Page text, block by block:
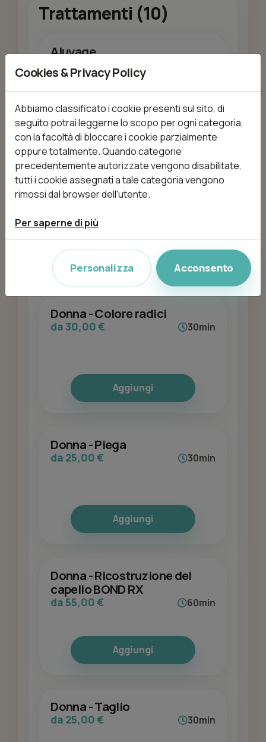
Trattamenti (10)
Aluyage
Aggiungi
Donna - Aluyage Blonde
da 150,00 €
Aggiungi
Donna - Colore radici
da 30,00 € 30min
Aggiungi
Donna - Piega
da 25,00 € 30min
Aggiungi
Donna - Ricostruzione del
capello BOND RX
da 55,00 € 60min
Aggiungi
Donna - Taglio
da 25,00 € 30min
Cookies & Privacy Policy
Abbiamo classificato i cookie presenti sul sito, di
seguito potrai leggerne lo scopo per ogni categoria,
con la facoltà di bloccare i cookie parzialmente
oppure totalmente. Quando categorie
precedentemente autorizzate vengono disabilitate,
tutti i cookie assegnati a tale categoria vengono
rimossi dal browser dell'utente.
Per saperne di più
Personalizza Acconsento